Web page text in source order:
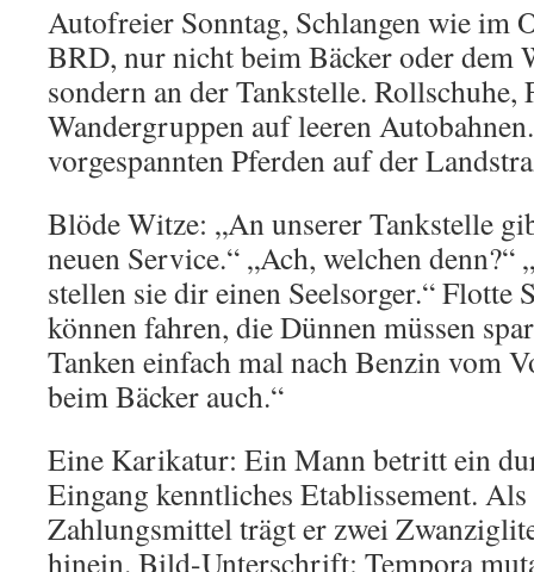
Autofreier Sonntag, Schlangen wie im
BRD, nur nicht beim Bäcker oder dem
sondern an der Tankstelle. Rollschuhe,
Wandergruppen auf leeren
vorgespannten Pferden auf der
Blöde Witze: „An unserer Tankstelle
neuen Service.“ „Ach, welchen denn?“
stellen sie dir einen Seelsorger.“ Flotte
können fahren, die Dünnen müssen
Tanken einfach mal nach Benzin vom
beim Bäcker auch.“
Eine Karikatur: Ein Mann betritt ein
Eingang kenntliches Etablissement.
Zahlungsmittel trägt er zwei
hinein. Bild-Unterschrift: Tempora